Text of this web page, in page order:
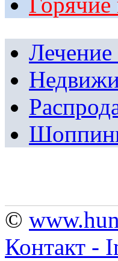
©
Контакт -